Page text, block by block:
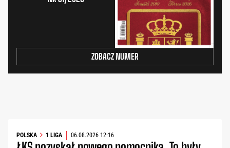
ZOBACZ NUMER
POLSKA 1 LIGA 06.08.2026 12:16